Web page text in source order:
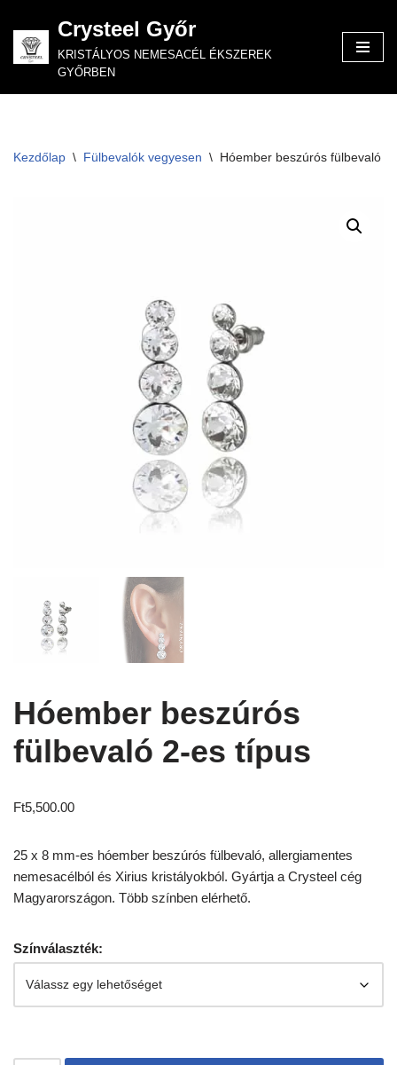
Skip
to
Crysteel Győr
KRISTÁLYOS NEMESACÉL ÉKSZEREK
GYŐRBEN
Kezdőlap \ Fülbevalók vegyesen \ Hóember beszúrós fülbevaló
Hóember beszúrós
fülbevaló 2-es típus
Ft5,500.00
25 x 8 mm-es hóember beszúrós fülbevaló, allergiamentes
nemesacélból és Xirius kristályokból. Gyártja a Crysteel cég
Magyarországon. Több színben elérhető.
Színválaszték: